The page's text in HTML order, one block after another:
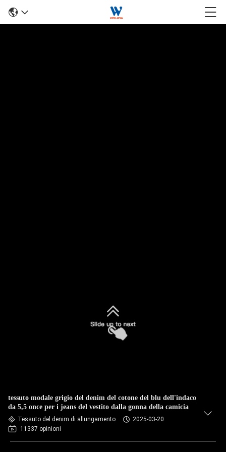
tessuto modale grigio del denim del cotone del blu dell'indaco
da 5,5 once per i jeans del vestito dalla gonna della camicia
Tessuto del denim di allungamento
2025-03-20
11337 opinioni